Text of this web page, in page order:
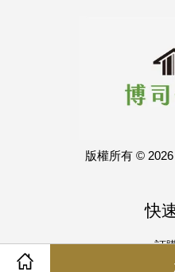
版權所有 ©
快
訂
匯